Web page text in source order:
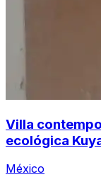
Villa
ecológica
México